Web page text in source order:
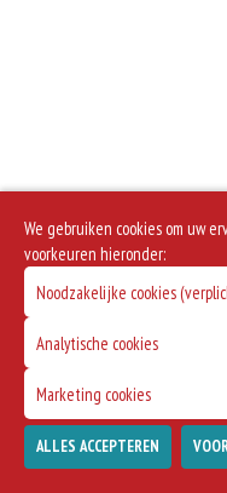
We gebruiken cookies om uw
voorkeuren hieronder:
Noodzakelijke cookies
Analytische cookies
Marketing cookies
ALLES ACCEPTEREN